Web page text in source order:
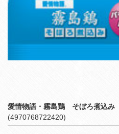
愛情物語・霧島鶏 そぼろ煮込み
(4970768722420)